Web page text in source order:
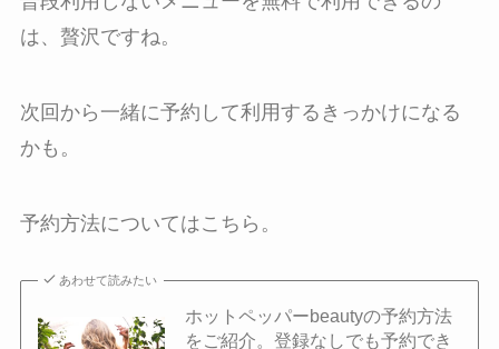
は、贅沢ですね。
次回から一緒に予約して利用するきっかけになる
かも。
予約方法についてはこちら。
あわせて読みたい
ホットペッパーbeautyの予約方法
をご紹介。登録なしでも予約でき